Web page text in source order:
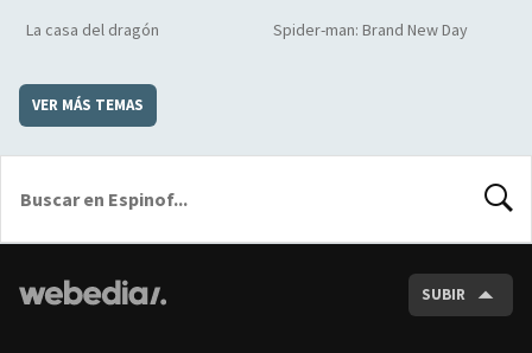
La casa del dragón Spider-man: Brand New Day
VER MÁS TEMAS
SUBIR